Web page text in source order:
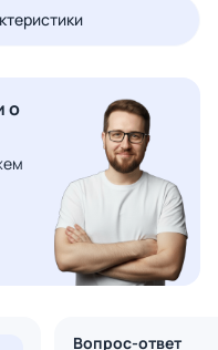
о
Вопрос-ответ